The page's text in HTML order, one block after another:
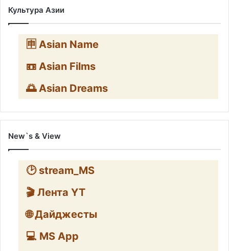
Культура Азии
🈸 Asian Name
📼 Asian Films
🌅 Asian Dreams
New`s & View
🕑 stream_MS
🎬 Лента YT
🌐 Дайджесты
💻 MS App